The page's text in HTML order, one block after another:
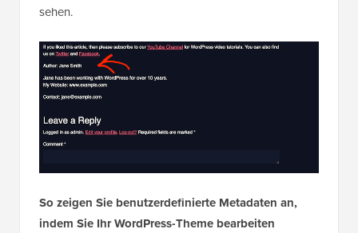
sehen.
So zeigen Sie benutzerdefinierte Metadaten an,
indem Sie Ihr WordPress-Theme bearbeiten